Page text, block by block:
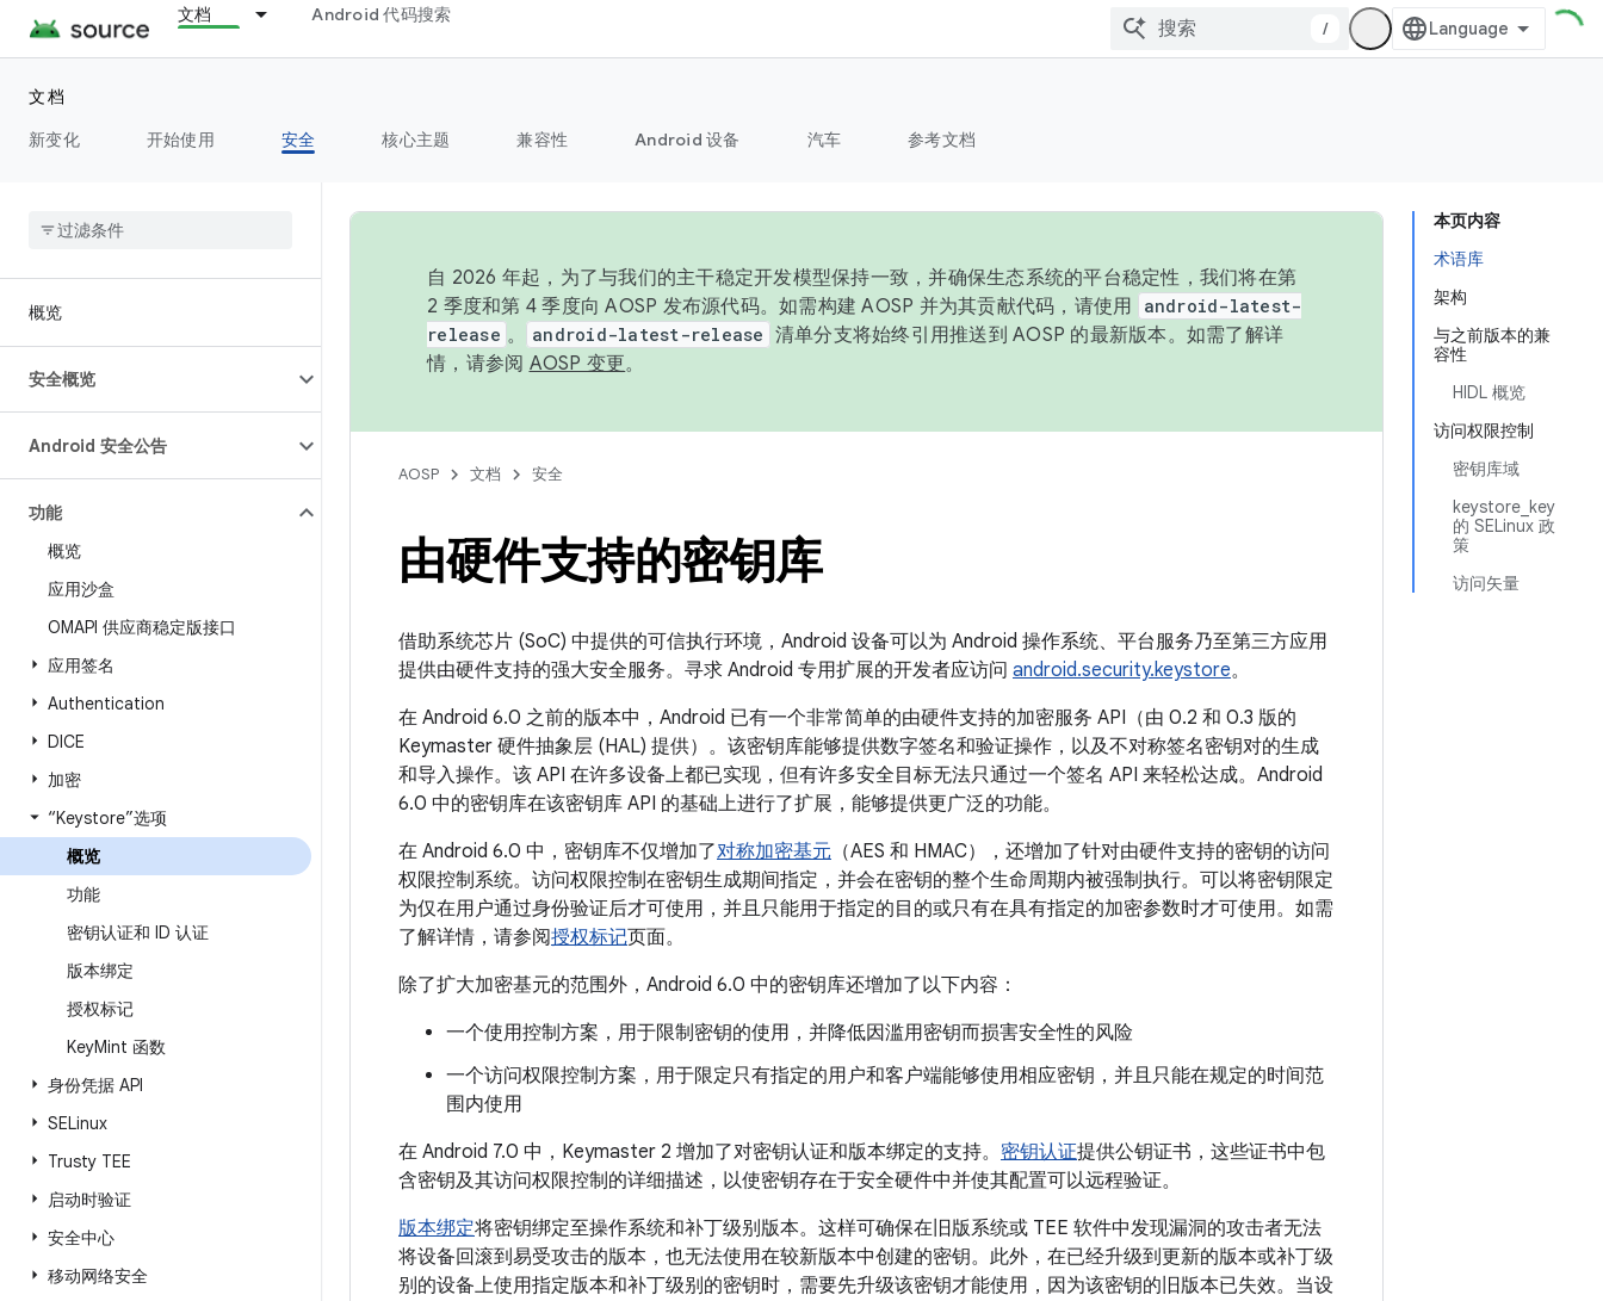
文档 Android 代码搜索
/
文档
新变化
开始使用 安全 核心主题 兼容性 Android 设备 汽车 参考文档
概览
安全概览
Android 安全公告
功能
概览
应用沙盒
OMAPI 供应商稳定版接口
应用签名
Authentication
DICE
加密
“Keystore”选项
概览
功能
密钥认证和 ID 认证
版本绑定
授权标记
KeyMint 函数
身份凭据 API
SELinux
Trusty TEE
启动时验证
安全中心
移动网络安全
本页内容
术语库
架构
与之前版本的兼
容性
HIDL 概览
访问权限控制
密钥库域
keystore_key
的 SELinux 政
策
访问矢量
自 2026 年起，为了与我们的主干稳定开发模型保持一致，并确保生态系统的平台稳定性，我们将在第
2 季度和第 4 季度向 AOSP 发布源代码。如需构建 AOSP 并为其贡献代码，请使用
android-latest-
release 。 android-latest-release 清单分支将始终引用推送到 AOSP 的最新版本。如需了解详
情，请参阅 AOSP 变更。
AOSP 文档 安全
由硬件支持的密钥库
借助系统芯片 (SoC) 中提供的可信执行环境，Android 设备可以为 Android 操作系统、平台服务乃至第三方应用
提供由硬件支持的强大安全服务。寻求 Android 专用扩展的开发者应访问 android.security.keystore。
在 Android 6.0 之前的版本中，Android 已有一个非常简单的由硬件支持的加密服务 API（由 0.2 和 0.3 版的
Keymaster 硬件抽象层 (HAL) 提供）。该密钥库能够提供数字签名和验证操作，以及不对称签名密钥对的生成
和导入操作。该 API 在许多设备上都已实现，但有许多安全目标无法只通过一个签名 API 来轻松达成。Android
6.0 中的密钥库在该密钥库 API 的基础上进行了扩展，能够提供更广泛的功能。
在 Android 6.0 中，密钥库不仅增加了对称加密基元 （AES 和 HMAC），还增加了针对由硬件支持的密钥的访问
权限控制系统。访问权限控制在密钥生成期间指定，并会在密钥的整个生命周期内被强制执行。可以将密钥限定
为仅在用户通过身份验证后才可使用，并且只能用于指定的目的或只有在具有指定的加密参数时才可使用。如需
了解详情，请参阅授权标记页面。
除了扩大加密基元的范围外，Android 6.0 中的密钥库还增加了以下内容：
一个使用控制方案，用于限制密钥的使用，并降低因滥用密钥而损害安全性的风险
一个访问权限控制方案，用于限定只有指定的用户和客户端能够使用相应密钥，并且只能在规定的时间范
围内使用
在 Android 7.0 中，Keymaster 2 增加了对密钥认证和版本绑定的支持。 密钥认证提供公钥证书，这些证书中包
含密钥及其访问权限控制的详细描述，以使密钥存在于安全硬件中并使其配置可以远程验证。
版本绑定将密钥绑定至操作系统和补丁级别版本。这样可确保在旧版系统或 TEE 软件中发现漏洞的攻击者无法
将设备回滚到易受攻击的版本，也无法使用在较新版本中创建的密钥。此外，在已经升级到更新的版本或补丁级
别的设备上使用指定版本和补丁级别的密钥时，需要先升级该密钥才能使用，因为该密钥的旧版本已失效。当设